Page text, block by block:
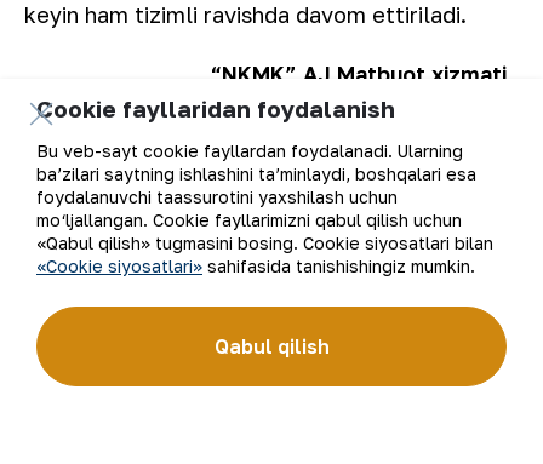
keyin ham tizimli ravishda davom ettiriladi.
“NKMK” AJ Matbuot xizmati.
Ro‘yxatga qaytish
Elektron pochta manzili
Yangilanishlarga obuna bo'ling
Cookie fayllaridan foydalanish
Bu veb-sayt cookie fayllardan foydalanadi. Ularning
ba’zilari saytning ishlashini ta’minlaydi, boshqalari esa
foydalanuvchi taassurotini yaxshilash uchun
mo‘ljallangan. Cookie fayllarimizni qabul qilish uchun
«Qabul qilish» tugmasini bosing. Cookie siyosatlari bilan
«Cookie siyosatlari» sahifasida tanishishingiz mumkin.
Qabul qilish